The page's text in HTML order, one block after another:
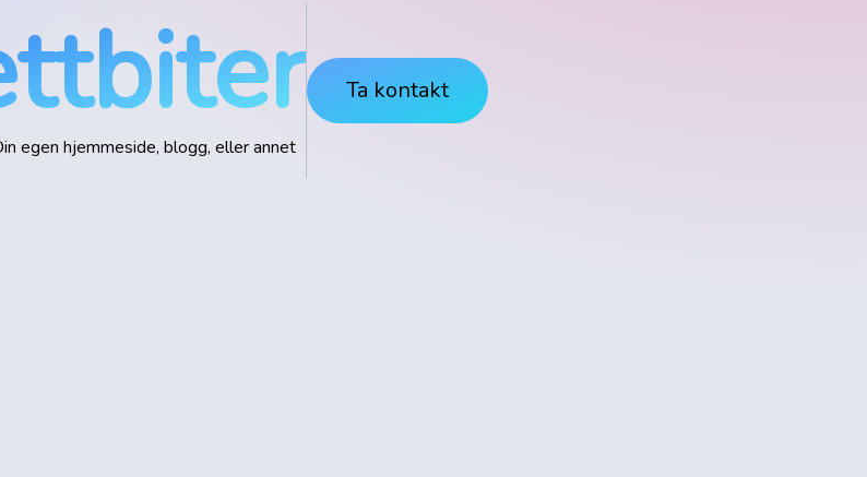
egen hjemmeside, blogg, eller annet
Ta kontakt